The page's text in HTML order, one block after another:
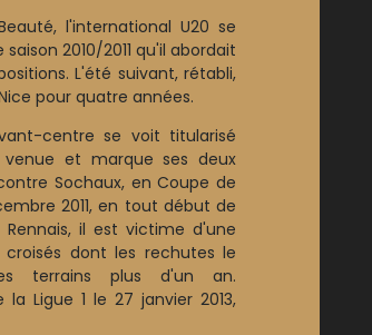
l'international U20 se
2010/2011 qu'il abordait
L'été suivant, rétabli,
pour quatre années.
centre se voit titularisé
et marque ses deux
Sochaux, en Coupe de
2011, en tout début de
il est victime d'une
dont les rechutes le
terrains plus d'un an.
Ligue 1 le 27 janvier 2013,